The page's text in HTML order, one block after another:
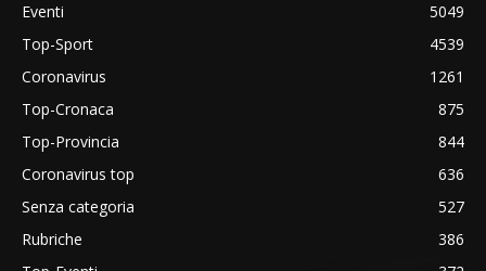
Eventi
5049
Top-Sport
4539
Coronavirus
1261
Top-Cronaca
875
Top-Provincia
844
Coronavirus top
636
Senza categoria
527
Rubriche
386